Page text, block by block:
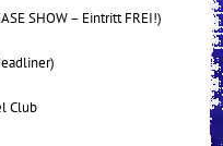
SHOW – Eintritt FREI!)
Club